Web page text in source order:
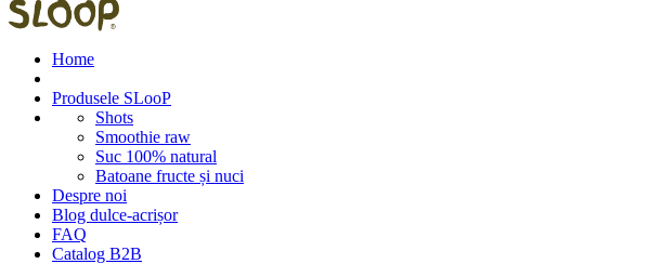
Home
Produsele SLooP
Shots
Smoothie raw
Suc 100% natural
Batoane fructe și nuci
Despre noi
Blog dulce-acrișor
FAQ
Catalog B2B